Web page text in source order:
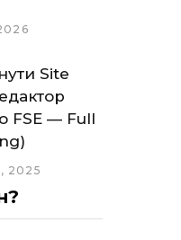
Site
FSE — Full
2025